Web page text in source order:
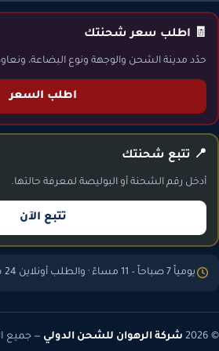
🧾 اطلب سعر شحنتك
حدّد مدينة الشحن والوجهة ونوع البضاعة،
اطلب السعر
📍 تتبع شحنتك
أدخل رقم الشحنة أو البوليصة لمعرفة حالتها.
تتبع الآن
يومياً 7 صباحاً – 11 مساءً · والطلب أونلاين 24 ساعة
© 2026 شركة الرهوان للشحن الدولي — جميع